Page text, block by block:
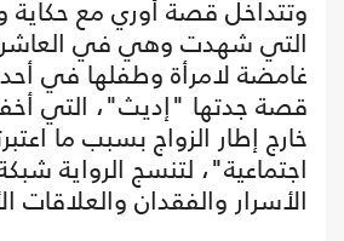
وتتداخل قصة أوري مع حكاية
التي شهدت وهي في
غامضة لامرأة وطفلها في أحد
قصة جدتها "إديث"، التي
خارج إطار الزواج بسبب ما
اجتماعية"، لتنسج الرواية
الأسرار والفقدان والعلاقات